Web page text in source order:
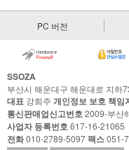
PC 버전
SSOZA
부산시 해운대구 해운대로 지하
대표 강희주 개인정보 보호 책임
통신판매업신고번호2009-부산
사업자 등록번호617-16-21065
전화010-2789-5097팩스051-